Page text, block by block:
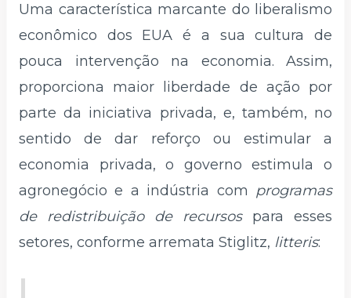
Uma característica marcante do liberalismo
econômico dos EUA é a sua cultura de
pouca intervenção na economia. Assim,
proporciona maior liberdade de ação por
parte da iniciativa privada, e, também, no
sentido de dar reforço ou estimular a
economia privada, o governo estimula o
agronegócio e a indústria com programas
de redistribuição de recursospara esses
setores, conforme arremata Stiglitz, litteris: